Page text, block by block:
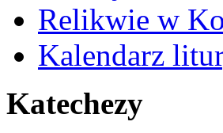
Relikwie w
Kalendarz
Katechezy